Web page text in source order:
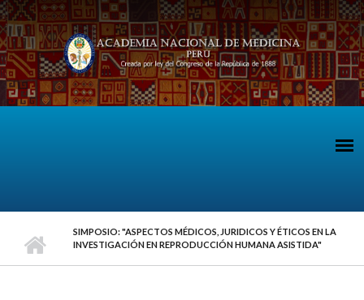
Pasar al contenido principal
SIMPOSIO: "ASPECTOS MÉDICOS, JURIDICOS Y ÉTICOS EN LA
INVESTIGACIÓN EN REPRODUCCIÓN HUMANA ASISTIDA"